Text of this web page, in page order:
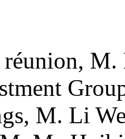
M. Li